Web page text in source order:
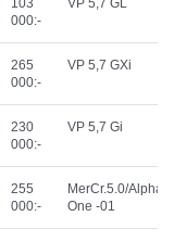
103
000:-
VP 5,7 GL
265
000:-
VP 5,7 GXi
230
000:-
VP 5,7 Gi
255
000:-
MerCr.5.0/Alpha
One -01